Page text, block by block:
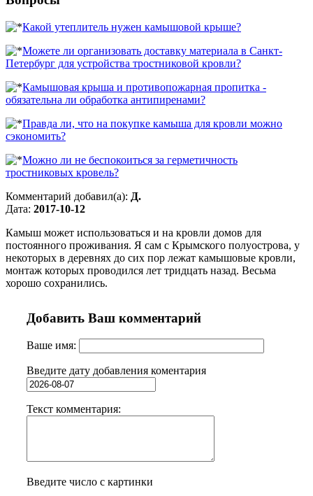
Какой утеплитель нужен камышовой крыше?
Можете ли организовать доставку материала в Санкт-
Петербург для устройства тростниковой кровли?
Камышовая крыша и противопожарная пропитка -
обязательна ли обработка антипиренами?
Правда ли, что на покупке камыша для кровли можно
сэкономить?
Можно ли не беспокоиться за герметичность
тростниковых кровель?
Комментарий добавил(а): Д.
Дата: 2017-10-12
Камыш может использоваться и на кровли домов для
постоянного проживания. Я сам с Крымского полуострова, у
некоторых в деревнях до сих пор лежат камышовые кровли,
монтаж которых проводился лет тридцать назад. Весьма
хорошо сохранились.
Добавить Ваш комментарий
Ваше имя:
Введите дату добавления коментария
Текст комментария:
Введите число с картинки